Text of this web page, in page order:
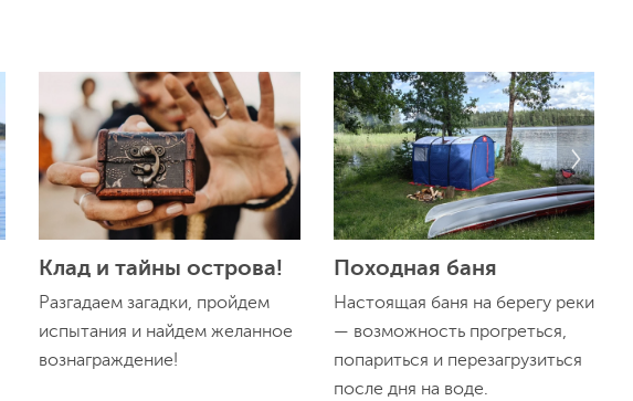
Клад и тайны острова!
Разгадаем загадки, пройдем
испытания и найдем желанное
вознаграждение!
Походная баня
Настоящая баня на берегу реки
— возможность прогреться,
попариться и перезагрузиться
после дня на воде.